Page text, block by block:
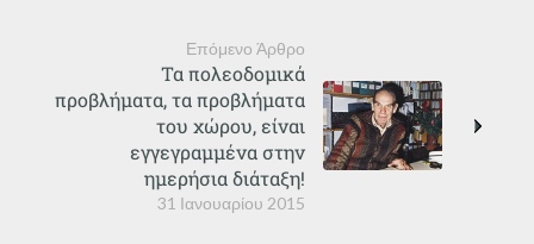
Επόμενο Άρθρο
31 Ιανουαρίου 2015
Τα πολεοδομικά
προβλήματα, τα προβλήματα
του χώρου, είναι
εγγεγραμμένα στην
ημερήσια διάταξη!